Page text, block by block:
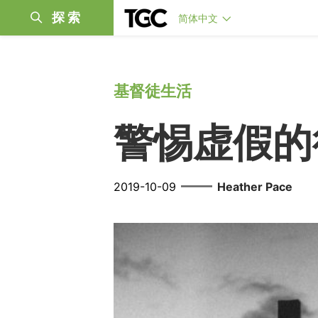
探索 简体中文
基督徒生活
警惕虚假
2019-10-09 —— Heather Pace